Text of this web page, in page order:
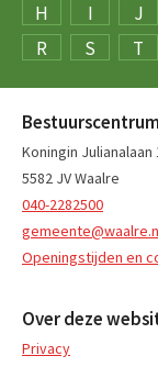
H
I J
R
S T
Bestuurscentrum
Koningin Julianalaan
5582 JV Waalre
040-2282500
Openingstijden en
Over deze
Privacy